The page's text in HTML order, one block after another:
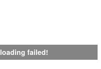
loading failed!